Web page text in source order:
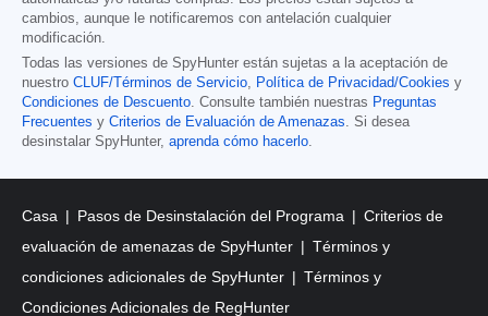
cambios, aunque le notificaremos con antelación cualquier
modificación.
Todas las versiones de SpyHunter están sujetas a la aceptación de
nuestro CLUF/Términos de Servicio, Política de Privacidad/Cookies y
Condiciones de Descuento. Consulte también nuestras Preguntas
Frecuentes y Criterios de Evaluación de Amenazas. Si desea
desinstalar SpyHunter, aprenda cómo hacerlo.
Casa Pasos de Desinstalación del Programa
Criterios de
evaluación de amenazas de SpyHunter
Términos y
condiciones adicionales de SpyHunter
Términos y
Condiciones Adicionales de RegHunter